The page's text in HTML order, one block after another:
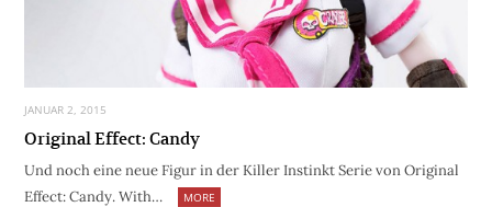
JANUAR 2, 2015
Original Effect: Candy
Und noch eine neue Figur in der Killer Instinkt Serie von Original
Effect: Candy. With…
MORE